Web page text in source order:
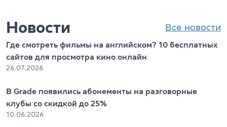
Новости Все новости
Где смотреть фильмы на английском? 10 бесплатных
сайтов для просмотра кино онлайн
26.07.2026
В Grade появились абонементы на разговорные
клубы со скидкой до 25%
10.06.2026